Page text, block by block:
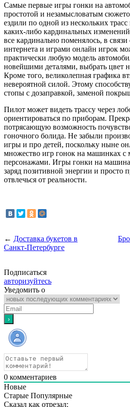
Самые первые игры гонки на
простотой и незамысловатым
ездили по одной из нескольких
каких-либо кардинальных
все кардинально поменялось, в
интернета и играми онлайн игрок
практически любую модель
новейшими деталями, выбрать цвет
Кроме того, великолепная графика
невероятной силой. Этому
стопы с дозаправкой, заменой
Пилот может видеть трассу через
ориентироваться по приборам.
потрясающую возможность
гоночного болида. Не забыли
игры и про детей, поскольку ныне
множество игр гонок на машинках с
персонажами. Игры гонки на
заряд позитивной энергии и просто
отвлечься от реальности.
← Доставка букетов в
Санкт-Петербурге
Подписаться
авторизуйтесь
Уведомить о
0 комментариев
Новые
Старые Популярные
Сказал как отрезал: